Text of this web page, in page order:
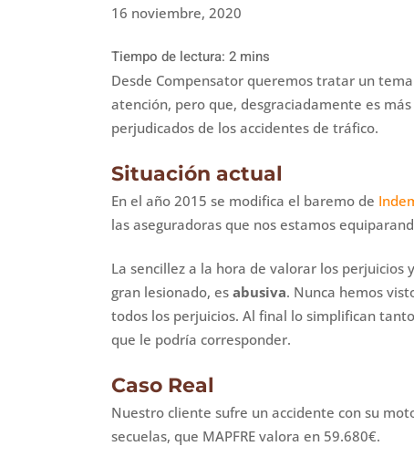
16 noviembre, 2020
Desde Compensator queremos tratar un
atención, pero que, desgraciadamente es
perjudicados de los accidentes de tráfico.
Situación actual
En el año 2015 se modifica el baremo de
las aseguradoras que nos estamos
La sencillez a la hora de valorar los perjuicios
gran lesionado, es abusiva. Nunca hemos
todos los perjuicios. Al final lo simplifican
que le podría corresponder.
Caso Real
Nuestro cliente sufre un accidente con su
secuelas, que MAPFRE valora en 59.680€.